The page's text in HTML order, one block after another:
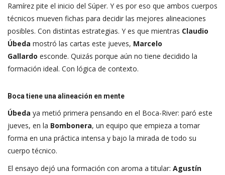
Ramírez pite el inicio del Súper. Y es por eso que ambos cuerpos
técnicos mueven fichas para decidir las mejores alineaciones
posibles. Con distintas estrategias. Y es que mientras Claudio
Úbeda mostró las cartas este jueves, Marcelo
Gallardo esconde. Quizás porque aún no tiene decidido la
formación ideal. Con lógica de contexto.
Boca tiene una alineación en mente
Úbeda ya metió primera pensando en el Boca-River: paró este
jueves, en la Bombonera, un equipo que empieza a tomar
forma en una práctica intensa y bajo la mirada de todo su
cuerpo técnico.
El ensayo dejó una formación con aroma a titular: Agustín